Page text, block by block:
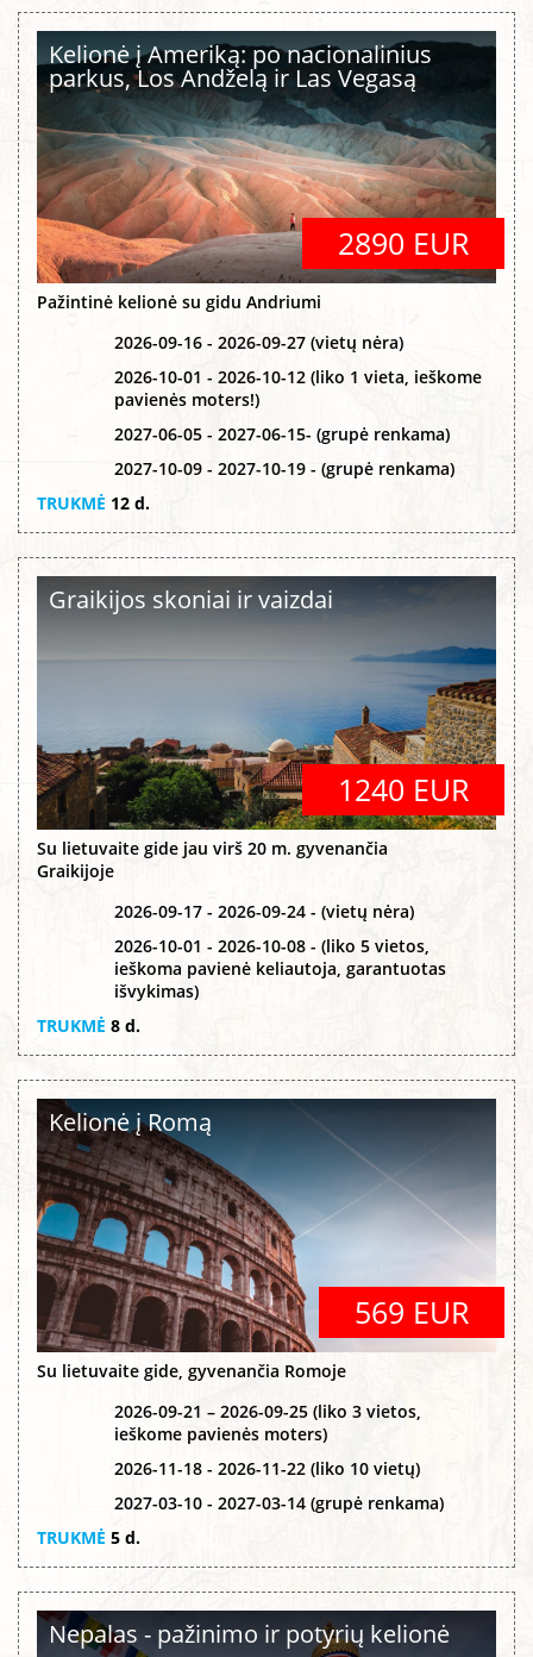
Kelionė į Ameriką: po nacionalinius
parkus, Los Andželą ir Las Vegasą
2890 EUR
Pažintinė kelionė su gidu Andriumi
2026-09-16 - 2026-09-27 (vietų nėra)
2026-10-01 - 2026-10-12 (liko 1 vieta, ieškome
pavienės moters!)
2027-06-05 - 2027-06-15- (grupė renkama)
2027-10-09 - 2027-10-19 - (grupė renkama)
TRUKMĖ 12 d.
Graikijos skoniai ir vaizdai
1240 EUR
Su lietuvaite gide jau virš 20 m. gyvenančia
Graikijoje
2026-09-17 - 2026-09-24 - (vietų nėra)
2026-10-01 - 2026-10-08 - (liko 5 vietos,
ieškoma pavienė keliautoja, garantuotas
išvykimas)
TRUKMĖ 8 d.
Kelionė į Romą
569 EUR
Su lietuvaite gide, gyvenančia Romoje
2026-09-21 – 2026-09-25 (liko 3 vietos,
ieškome pavienės moters)
2026-11-18 - 2026-11-22 (liko 10 vietų)
2027-03-10 - 2027-03-14 (grupė renkama)
TRUKMĖ 5 d.
Nepalas - pažinimo ir potyrių kelionė